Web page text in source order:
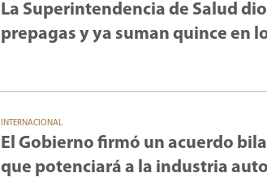
La Superintendencia de Salud
prepagas y ya suman quince en
INTERNACIONAL
El Gobierno firmó un acuerdo
que potenciará a la industria